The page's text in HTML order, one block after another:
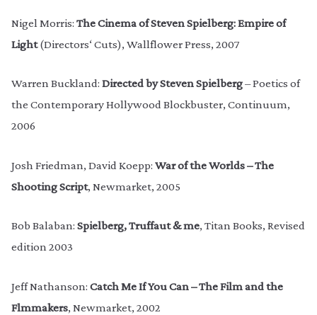
Nigel Morris: The Cinema of Steven Spielberg: Empire of
Light(Directors‘ Cuts), Wallflower Press, 2007
Warren Buckland: Directed by Steven Spielberg– Poetics of
the Contemporary Hollywood Blockbuster, Continuum,
2006
Josh Friedman, David Koepp: War of the Worlds – The
Shooting Script, Newmarket, 2005
Bob Balaban: Spielberg, Truffaut & me, Titan Books, Revised
edition 2003
Jeff Nathanson: Catch Me If You Can – The Film and the
Flmmakers, Newmarket, 2002